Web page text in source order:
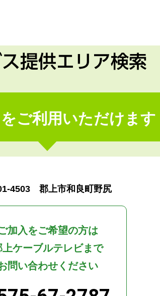
提供エリア検索
ご利用いただけます
4503 郡上市和良町野尻
加入をご希望の方は
上ケーブルテレビまで
問い合わせください